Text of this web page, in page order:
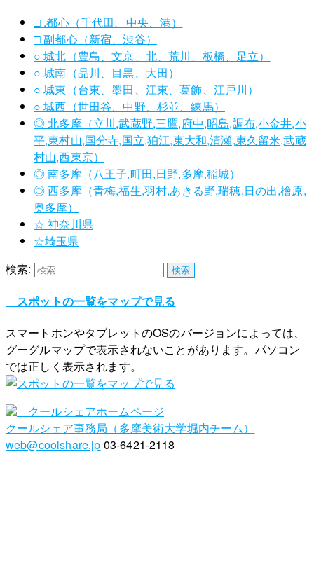
□ .都心（千代田、中央、港）
□ 副都心（新宿、渋谷）
○ 城北（豊島、文京、北、荒川、板橋、足立）
○ 城南（品川、目黒、大田）
○ 城東（台東、墨田、江東、葛飾、江戸川）
○ 城西（世田谷、中野、杉並、練馬）
◎ 北多摩（立川,武蔵野,三鷹,府中,昭島,調布,小金井,小
平,東村山,国分寺,国立,狛江,東大和,清瀬,東久留米,武蔵
村山,西東京）
◎ 南多摩（八王子,町田,日野,多摩,稲城）
◎ 西多摩（青梅,福生,羽村,あきる野,瑞穂,日の出,檜原,
奥多摩）
☆ 神奈川県
☆埼玉県
検索:
スポットの一覧をマップで見る
スマートホンやタブレットのOSのバージョンによっては、
グーグルマップで表示されないことがあります。パソコン
では正しく表示されます。
クールシェアホームページ
クールシェア事務局（多摩美術大学堀内チーム）
web@coolshare.jp 03-6421-2118